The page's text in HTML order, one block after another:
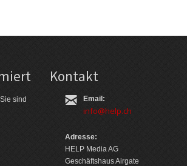
sind
Kontakt
Email:
info@help.ch
Adresse:
HELP Media AG
Geschäftshaus Airgate